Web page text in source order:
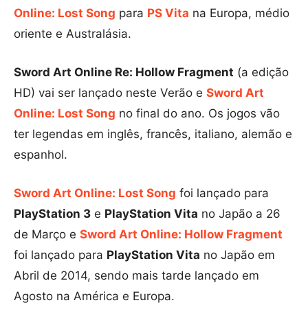
Online: Lost Song para PS Vita na Europa, médio
oriente e Australásia.
Sword Art Online Re: Hollow Fragment (a edição
HD) vai ser lançado neste Verão e Sword Art
Online: Lost Song no final do ano. Os jogos vão
ter legendas em inglês, francês, italiano, alemão e
espanhol.
Sword Art Online: Lost Song foi lançado para
PlayStation 3 e PlayStation Vita no Japão a 26
de Março e Sword Art Online: Hollow Fragment
foi lançado para PlayStation Vita no Japão em
Abril de 2014, sendo mais tarde lançado em
Agosto na América e Europa.